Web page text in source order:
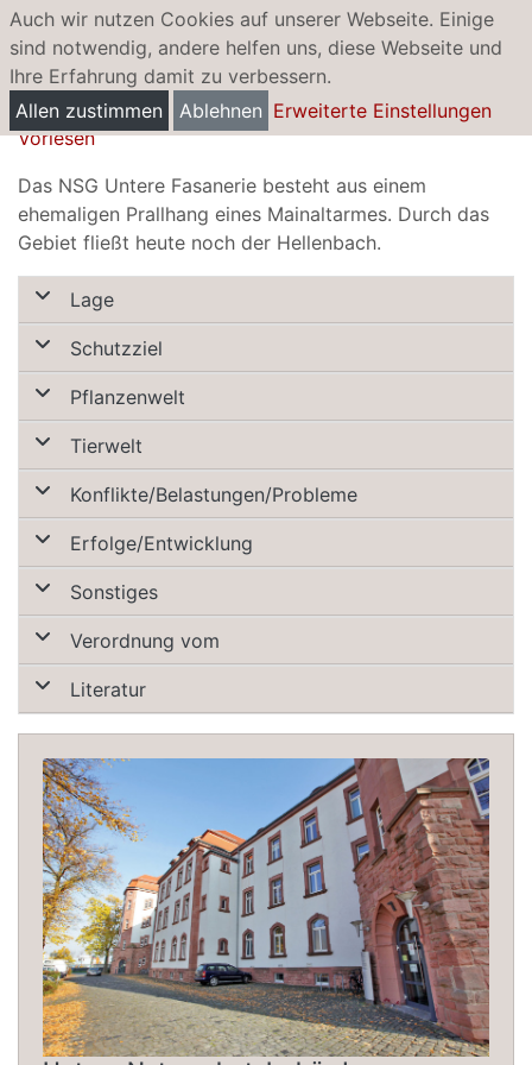
Auch wir nutzen Cookies auf unserer Webseite. Einige
sind notwendig, andere helfen uns, diese Webseite und
Ihre Erfahrung damit zu verbessern.
Allen zustimmen
Ablehnen Erweiterte Einstellungen
Untere Fasanerie bei Klein-Auheim
Vorlesen
Das NSG Untere Fasanerie besteht aus einem
ehemaligen Prallhang eines Mainaltarmes. Durch das
Gebiet fließt heute noch der Hellenbach.
Lage
Schutzziel
Pflanzenwelt
Tierwelt
Konflikte/Belastungen/Probleme
Erfolge/Entwicklung
Sonstiges
Verordnung vom
Literatur